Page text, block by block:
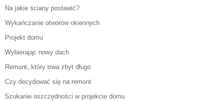
Na jakie ściany postawić?
Wykańczanie otworów okiennych
Projekt domu
Wybierając nowy dach
Remont, który trwa zbyt długo
Czy decydować się na remont
Szukanie oszczędności w projekcie domu